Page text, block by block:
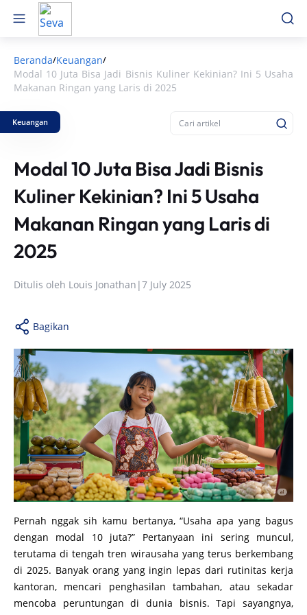
Beranda/Keuangan/
Modal 10 Juta Bisa Jadi Bisnis Kuliner Kekinian? Ini 5 Usaha
Makanan Ringan yang Laris di 2025
Keuangan
Modal 10 Juta Bisa Jadi Bisnis
Kuliner Kekinian? Ini 5 Usaha
Makanan Ringan yang Laris di
2025
Ditulis oleh Louis Jonathan |7 July 2025
Bagikan
Pernah nggak sih kamu bertanya, “Usaha apa yang bagus
dengan modal 10 juta?” Pertanyaan ini sering muncul,
terutama di tengah tren wirausaha yang terus berkembang
di 2025. Banyak orang yang ingin lepas dari rutinitas kerja
kantoran, mencari penghasilan tambahan, atau sekadar
mencoba peruntungan di dunia bisnis. Tapi sayangnya,